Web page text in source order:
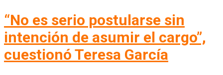
“No es serio postularse sin
intención de asumir el cargo”,
cuestionó Teresa García